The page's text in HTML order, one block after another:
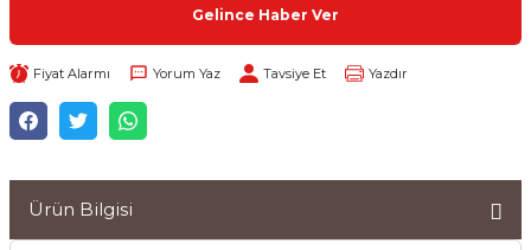
Gelince Haber Ver
Fiyat Alarmı Yorum Yaz Tavsiye Et Yazdır
Ürün Bilgisi